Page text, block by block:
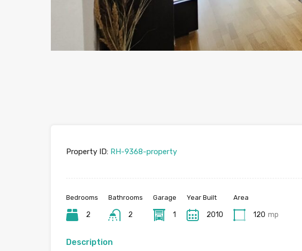
Property ID: RH-9368-property
Bedrooms
2
Bathrooms
2
Garage
1
Year Built
2010
Area
120 mp
Description